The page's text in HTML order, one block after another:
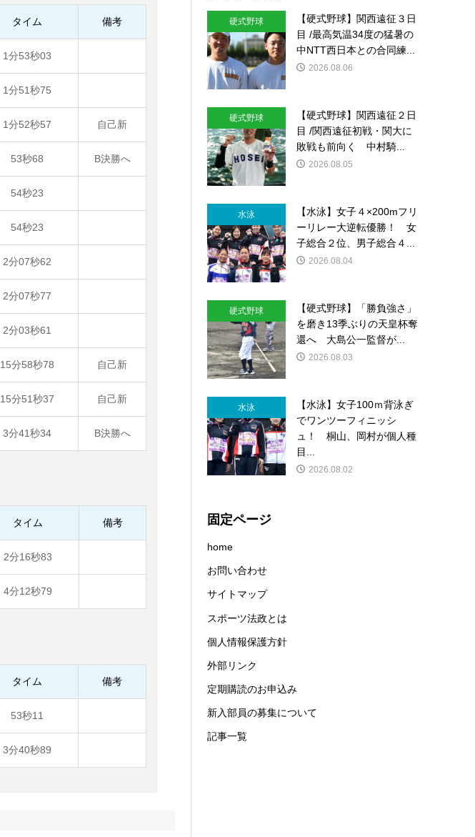
タイム 備考
1分53秒03
1分51秒75
1分52秒57 自己新
53秒68 B決勝へ
54秒23
54秒23
2分07秒62
2分07秒77
2分03秒61
15分58秒78 自己新
15分51秒37 自己新
3分41秒34 B決勝へ
タイム 備考
2分16秒83
4分12秒79
タイム 備考
53秒11
3分40秒89
硬式野球
【硬式野球】関西遠征３日
目 /最高気温34度の猛暑の
中NTT西日本との合同練...
2026.08.06
硬式野球
【硬式野球】関西遠征２日
目 /関西遠征初戦・関大に
敗戦も前向く 中村騎...
2026.08.05
水泳
【水泳】女子４×200mフリ
ーリレー大逆転優勝！ 女
子総合２位、男子総合４...
2026.08.04
硬式野球
【硬式野球】「勝負強さ」
を磨き13季ぶりの天皇杯奪
還へ 大島公一監督が...
2026.08.03
水泳
【水泳】女子100ｍ背泳ぎ
でワンツーフィニッシ
ュ！ 桐山、岡村が個人種
目...
2026.08.02
固定ページ
home
お問い合わせ
サイトマップ
スポーツ法政とは
個人情報保護方針
外部リンク
定期購読のお申込み
新入部員の募集について
記事一覧